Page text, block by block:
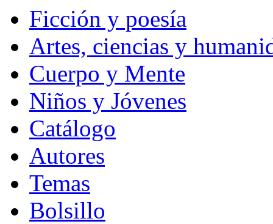
Ficción y poesía
Artes, ciencias y
Cuerpo y Mente
Niños y Jóvenes
Catálogo
Autores
Temas
Bolsillo